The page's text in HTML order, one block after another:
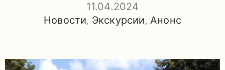
Документы
11.04.2024
Новости‚ Экскурсии‚Анонс